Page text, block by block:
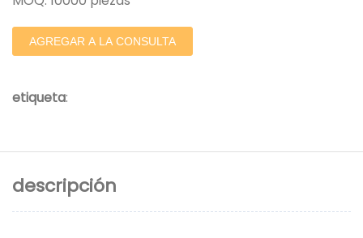
AGREGAR A LA CONSULTA
etiqueta:
descripción